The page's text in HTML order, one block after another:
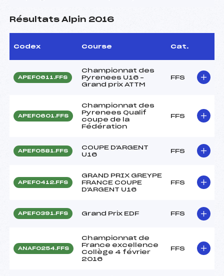
Résultats Alpin 2016
Codex Course Cat.
APEF0611.FFS
Championnat des
Pyrenees U16 –
Grand prix ATTM
FFS
APEF0601.FFS
Championnat des
Pyrenees Qualif
coupe de la
Fédération
FFS
APEF0581.FFS
COUPE D'ARGENT
U16
FFS
APEF0412.FFS
GRAND PRIX GREYPE
FRANCE COUPE
D'ARGENT U16
FFS
APEF0391.FFS Grand Prix EDF FFS
ANAF0254.FFS
Championnat de
France excellence
Collège 4 février
2016
FFS